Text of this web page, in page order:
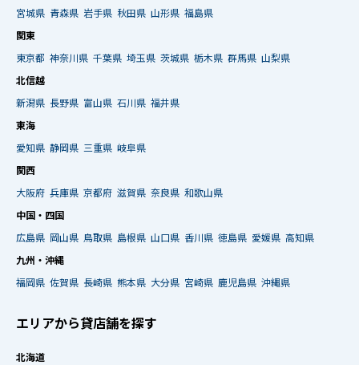
宮城県 青森県 岩手県 秋田県 山形県 福島県
関東
東京都 神奈川県 千葉県 埼玉県 茨城県 栃木県 群馬県 山梨県
北信越
新潟県 長野県 富山県 石川県 福井県
東海
愛知県 静岡県 三重県 岐阜県
関西
大阪府 兵庫県 京都府 滋賀県 奈良県 和歌山県
中国・四国
広島県 岡山県 鳥取県 島根県 山口県 香川県 徳島県 愛媛県 高知県
九州・沖縄
福岡県 佐賀県 長崎県 熊本県 大分県 宮崎県 鹿児島県 沖縄県
エリアから貸店舗を探す
北海道